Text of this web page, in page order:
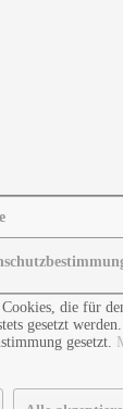
die für
gesetzt
gesetzt.